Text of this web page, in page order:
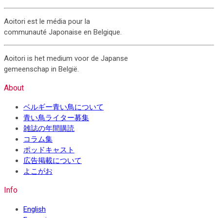
Aoitori est le média pour la
communauté Japonaise en Belgique.
Aoitori is het medium voor de Japanse
gemeenschap in België.
About
ベルギー青い鳥について
青い鳥ライター募集
雑誌の年間購読
コラム集
ポッドキャスト
広告掲載について
よこがお
Info
English